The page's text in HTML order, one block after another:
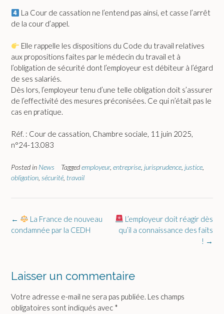
La Cour de cassation ne l’entend pas ainsi, et casse l’arrêt
de la cour d’appel.
Elle rappelle les dispositions du Code du travail relatives
aux propositions faites par le médecin du travail et à
l’obligation de sécurité dont l’employeur est débiteur à l’égard
de ses salariés.
Dès lors, l’employeur tenu d’une telle obligation doit s’assurer
de l’effectivité des mesures préconisées. Ce qui n’était pas le
cas en pratique.
Réf. : Cour de cassation, Chambre sociale, 11 juin 2025,
n°24-13.083
Posted in News Taggedemployeur, entreprise jurisprudence justice
obligation sécurité travail
Post
navigation
L’employeur doit réagir dès
qu’il a connaissance des faits
! →
←
La France de nouveau
condamnée par la CEDH
Laisser un commentaire
Votre adresse e-mail ne sera pas publiée. Les champs
obligatoires sont indiqués avec *